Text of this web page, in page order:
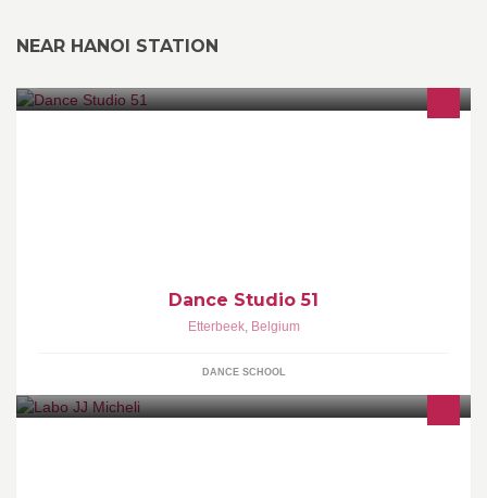
NEAR HANOI STATION
Dance Studio 51
Etterbeek, Belgium
DANCE SCHOOL